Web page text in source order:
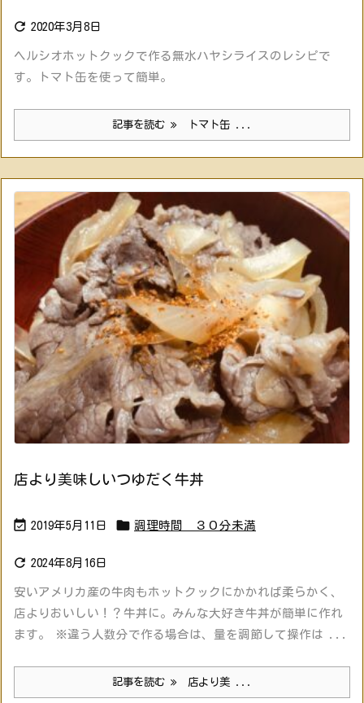
 2020年3月8日
ヘルシオホットクックで作る無水ハヤシライスのレシピで
す。トマト缶を使って簡単。
記事を読む トマト缶 ...
店より美味しいつゆだく牛丼
 2019年5月11日  調理時間 ３０分未満
 2024年8月16日
安いアメリカ産の牛肉もホットクックにかかれば柔らかく、
店よりおいしい！？牛丼に。みんな大好き牛丼が簡単に作れ
ます。 ※違う人数分で作る場合は、量を調節して操作は ...
記事を読む 店より美 ...